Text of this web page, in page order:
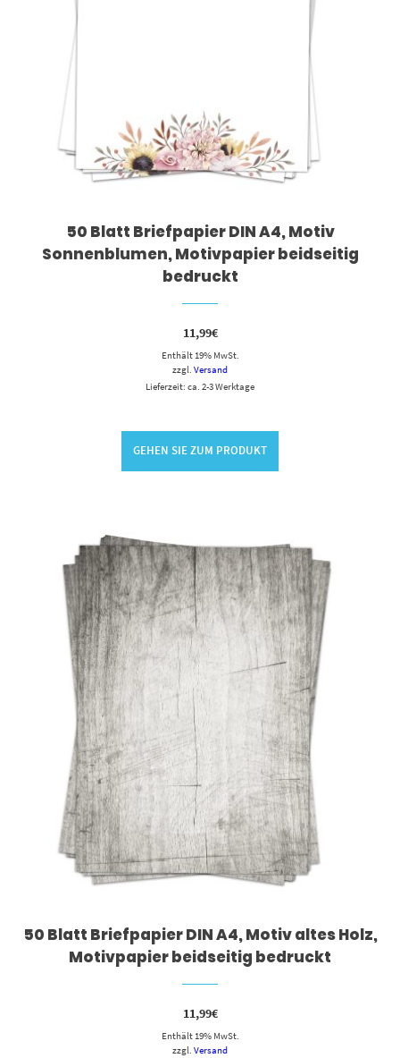
50 Blatt Briefpapier DIN A4, Motiv
Sonnenblumen, Motivpapier beidseitig
bedruckt
11,99€
Enthält 19% MwSt.
zzgl. Versand
Lieferzeit: ca. 2-3 Werktage
GEHEN SIE ZUM PRODUKT
50 Blatt Briefpapier DIN A4, Motiv altes Holz,
Motivpapier beidseitig bedruckt
11,99€
Enthält 19% MwSt.
zzgl. Versand